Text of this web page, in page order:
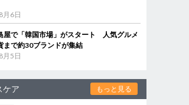
月6日
屋で「韓国市場」がスタート 人気グルメ
まで約30ブランドが集結
月5日
ケア もっと見る